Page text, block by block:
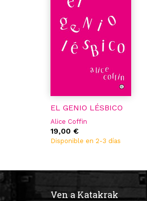
EL GENIO LÉSBICO
Alice Coffin
19,00 €
Disponible en 2-3 días
Ven a Katakrak